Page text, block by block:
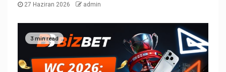
27 Haziran 2026 admin
3 min read